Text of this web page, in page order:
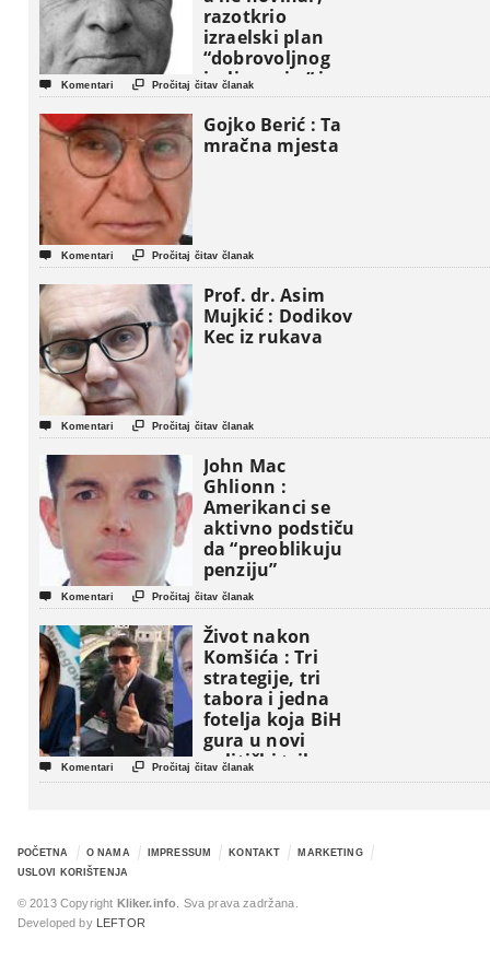
razotkrio
izraelski plan
“dobrovoljnog
iseljavanja ” iz
Gaze
 Komentari  Pročitaj čitav članak
Gojko Berić : Ta
mračna mjesta
 Komentari  Pročitaj čitav članak
Prof. dr. Asim
Mujkić : Dodikov
Kec iz rukava
 Komentari  Pročitaj čitav članak
John Mac
Ghlionn :
Amerikanci se
aktivno podstiču
da “preoblikuju
penziju”
 Komentari  Pročitaj čitav članak
Život nakon
Komšića : Tri
strategije, tri
tabora i jedna
fotelja koja BiH
gura u novi
politički triler
 Komentari  Pročitaj čitav članak
POČETNA O NAMA IMPRESSUM KONTAKT
MARKETING
USLOVI KORIŠTENJA
© 2013 Copyright Kliker.info . Sva prava zadržana.
Developed by
LEFTOR